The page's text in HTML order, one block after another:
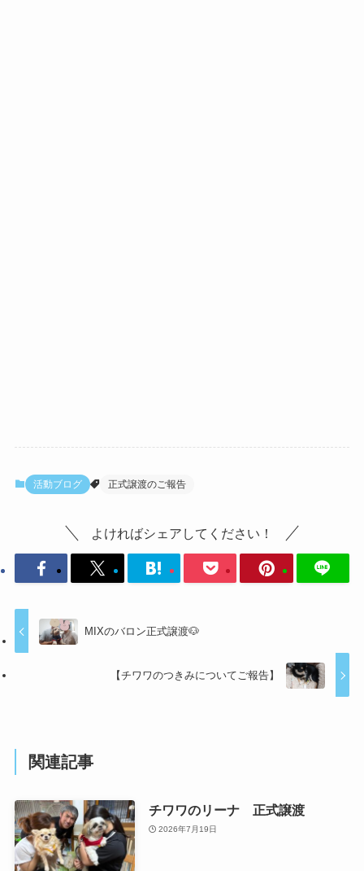
活動ブログ 正式譲渡のご報告
よければシェアしてください！
MIXのバロン正式譲渡🐶
【チワワのつきみについてご報告】
関連記事
チワワのリーナ 正式譲渡
2026年7月19日